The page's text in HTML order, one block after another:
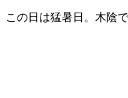
この日は猛暑日。木陰